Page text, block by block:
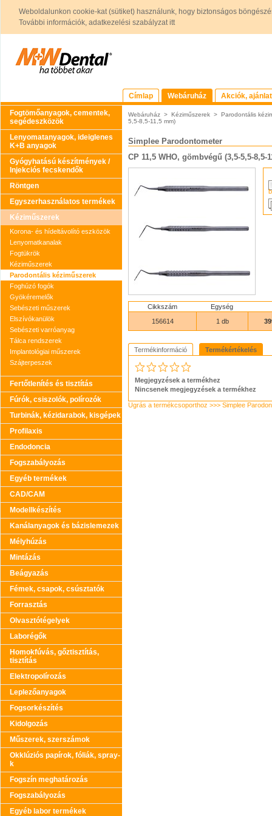
Weboldalunkon cookie-kat (sütiket) használunk, hogy biztonságos
További információk, adatkezelési szabályzat itt
Címlap Webáruház
Akciók,
Fogtömőanyagok, cementek,
segédeszközök
Lenyomatanyagok, ideiglenes
K+B anyagok
Gyógyhatású készítmények /
Injekciós fecskendők
Röntgen
Egyszerhasználatos termékek
Kéziműszerek
Korona- és hídeltávolító eszközök
Lenyomatkanalak
Fogtükrök
Kéziműszerek
Parodontális kéziműszerek
Foghúzó fogók
Gyökéremelők
Sebészeti műszerek
Elszívókanülök
Sebészeti varróanyag
Tálca rendszerek
Implantológiai műszerek
Szájterpeszek
Fertőtlenítés és tisztítás
Fúrók, csiszolók, polírozók
Turbinák, kézidarabok, kisgépek
Profilaxis
Endodoncia
Fogszabályozás
Egyéb termékek
CAD/CAM
Modellkészítés
Kanálanyagok és bázislemezek
Mélyhúzás
Mintázás
Beágyazás
Fémek, csapok, csúsztatók
Forrasztás
Olvasztótégelyek
Laborégők
Homokfúvás, gőztisztítás,
tisztítás
Elektropolírozás
Leplezőanyagok
Fogsorkészítés
Kidolgozás
Műszerek, szerszámok
Okklúziós papírok, fóliák, spray-
k
Fogszín meghatározás
Fogszabályozás
Egyéb labor termékek
Webáruház > Kéziműszerek > Parodontális
5,5-8,5-11,5 mm)
Simplee Parodontometer
CP 11,5 WHO, gömbvégű (3,5-5,5-8,5-
Cikkszám
Egység
156614
1 db
Termékinformáció Termékértékelés
Megjegyzések a termékhez
Nincsenek megjegyzések a termékhez
Ugrás a termékcsoporthoz >>> Simplee